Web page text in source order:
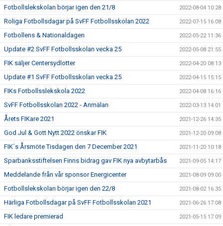
Fotbollslekskolan börjar igen den 21/8 2022-08-04 10:28
Roliga Fotbollsdagar på SvFF Fotbollsskolan 2022 2022-07-15 16:08
Fotbollens & Nationaldagen 2022-05-22 11:36
Update #2 SvFF Fotbollsskolan vecka 25 2022-05-08 21:55
FIK säljer Centersydlotter 2022-04-20 08:13
Update #1 SvFF Fotbollsskolan vecka 25 2022-04-15 15:15
FIKs Fotbollsslekskola 2022 2022-04-08 16:16
SvFF Fotbollsskolan 2022 - Anmälan 2022-03-13 14:01
Årets FIKare 2021 2021-12-26 14:35
God Jul & Gott Nytt 2022 önskar FIK 2021-12-20 09:08
FIK´s Årsmöte Tisdagen den 7 December 2021 2021-11-20 10:18
Sparbanksstiftelsen Finns bidrag gav FIK nya avbytarbås 2021-09-05 14:17
Meddelande från vår sponsor Energicenter 2021-08-09 09:00
Fotbollslekskolan börjar igen den 22/8 2021-08-02 16:35
Härliga Fotbollsdagar på SvFF Fotbollsskolan 2021 2021-06-26 17:08
FIK ledare premierad 2021-05-15 17:09